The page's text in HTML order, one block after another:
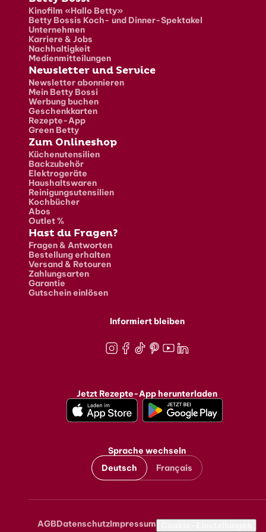
Kinofilm «Hallo Betty»
Betty Bossis Koch- und Dinner-Spektakel
Unternehmen
Karriere & Jobs
Nachhaltigkeit
Medienmitteilungen
Newsletter und Service
Newsletter abonnieren
Mein Betty Bossi
Werbung buchen
Geschenkkarten
Rezepte-App
Green Betty
Zum Onlineshop
Küchenutensilien
Backzubehör
Elektrogeräte
Haushaltswaren
Reinigungsutensilien
Kochbücher
Abos
Outlet %
Hast du Fragen?
Fragen & Antworten
Bestellung erhalten
Versand & Retouren
Zahlungsarten
Garantie
Gutschein einlösen
Informiert bleiben
Jetzt Rezepte-App herunterladen
Sprache wechseln
Deutsch
Français
Metanavigation
AGBDatenschutzImpressum